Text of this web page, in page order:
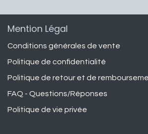
Mention Légal
Conditions générales de vente
Politique de confidentialité
Politique de retour et de
FAQ - Questions/Réponses
Politique de vie privée